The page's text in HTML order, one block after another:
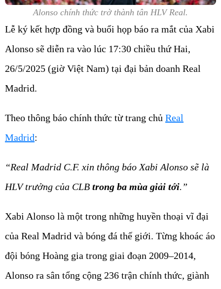
Alonso chính thức trở thành tân HLV Real.
Lễ ký kết hợp đồng và buổi họp báo ra mắt của Xabi
Alonso sẽ diễn ra vào lúc 17:30 chiều thứ Hai,
26/5/2025 (giờ Việt Nam) tại đại bản doanh Real
Madrid.
Theo thông báo chính thức từ trang chủ Real
Madrid:
“Real Madrid C.F. xin thông báo Xabi Alonso sẽ là
HLV trưởng của CLB trong ba mùa giải tới.”
Xabi Alonso là một trong những huyền thoại vĩ đại
của Real Madrid và bóng đá thế giới. Từng khoác áo
đội bóng Hoàng gia trong giai đoạn 2009–2014,
Alonso ra sân tổng cộng 236 trận chính thức, giành